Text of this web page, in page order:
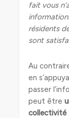
fait vous
résidents
sont
Au
en
passer
peut être
collectivité: